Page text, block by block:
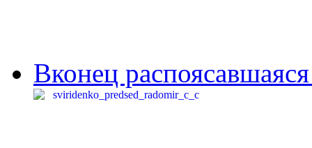
Вконец